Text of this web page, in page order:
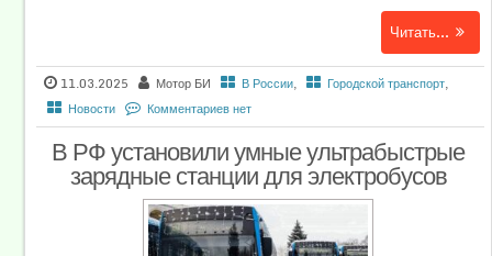
Читать...
11.03.2025 Мотор БИ В России, Городской транспорт,
Новости
Комментариев нет
В РФ установили умные ультрабыстрые
зарядные станции для электробусов